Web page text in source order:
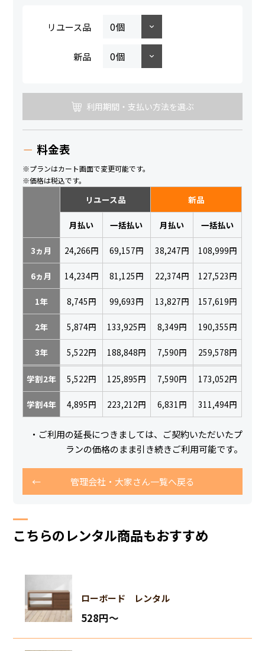
リユース品
新品
利用期間・支払い方法を選ぶ
料金表
※プランはカート画面で変更可能です。
※価格は税込です。
リユース品 新品
月払い 一括払い 月払い 一括払い
3ヵ月 24,266円 69,157円 38,247円 108,999円
6ヵ月 14,234円 81,125円 22,374円 127,523円
1年 8,745円 99,693円 13,827円 157,619円
2年 5,874円 133,925円 8,349円 190,355円
3年 5,522円 188,848円 7,590円 259,578円
学割2年 5,522円 125,895円 7,590円 173,052円
学割4年 4,895円 223,212円 6,831円 311,494円
・ご利用の延長につきましては、ご契約いただいたプ
ランの価格のまま引き続きご利用可能です。
管理会社・大家さん一覧へ戻る
こちらのレンタル商品もおすすめ
ローボード レンタル
528円〜